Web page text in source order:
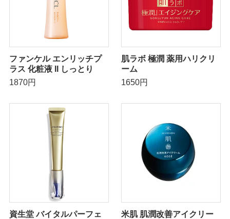
ファンケル エンリッチプ
ラス 化粧液 II しっとり
1870円
肌ラボ 極潤 薬用ハリクリ
ーム
1650円
資生堂 バイタルパーフェ 米肌 肌潤改善アイクリー